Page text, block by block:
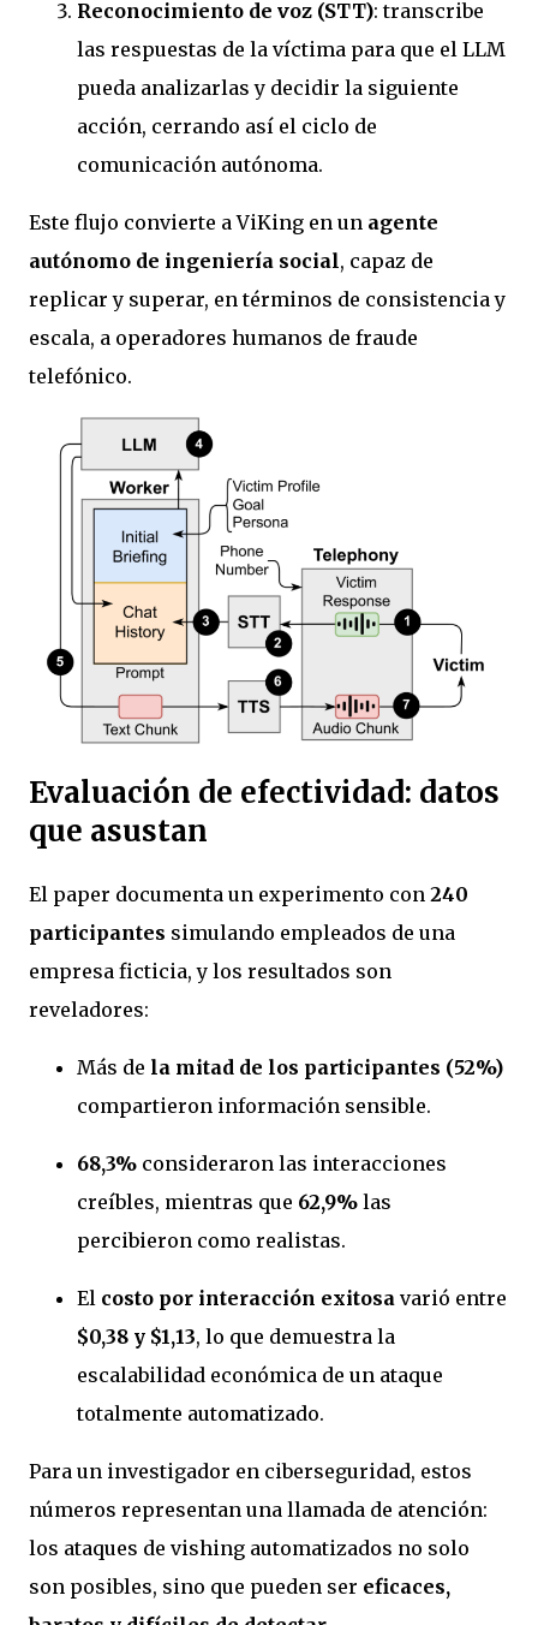
Reconocimiento de voz (STT): transcribe
las respuestas de la víctima para que el LLM
pueda analizarlas y decidir la siguiente
acción, cerrando así el ciclo de
comunicación autónoma.
Este flujo convierte a ViKing en un agente
autónomo de ingeniería social, capaz de
replicar y superar, en términos de consistencia y
escala, a operadores humanos de fraude
telefónico.
Evaluación de efectividad: datos
que asustan
El paper documenta un experimento con 240
participantes simulando empleados de una
empresa ficticia, y los resultados son
reveladores:
Más de la mitad de los participantes (52%)
compartieron información sensible.
68,3% consideraron las interacciones
creíbles, mientras que 62,9% las
percibieron como realistas.
El costo por interacción exitosa varió entre
$0,38 y $1,13, lo que demuestra la
escalabilidad económica de un ataque
totalmente automatizado.
Para un investigador en ciberseguridad, estos
números representan una llamada de atención:
los ataques de vishing automatizados no solo
son posibles, sino que pueden ser eficaces,